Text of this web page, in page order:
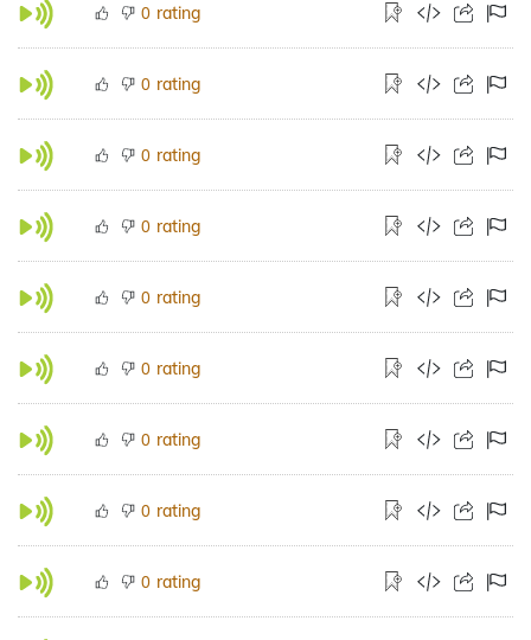
0 rating
0 rating
0 rating
0 rating
0 rating
0 rating
0 rating
0 rating
0 rating